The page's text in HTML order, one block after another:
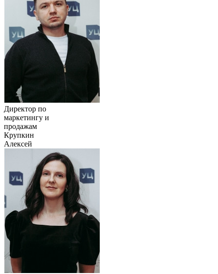
Директор по
маркетингу и
продажам
Крупкин
Алексей